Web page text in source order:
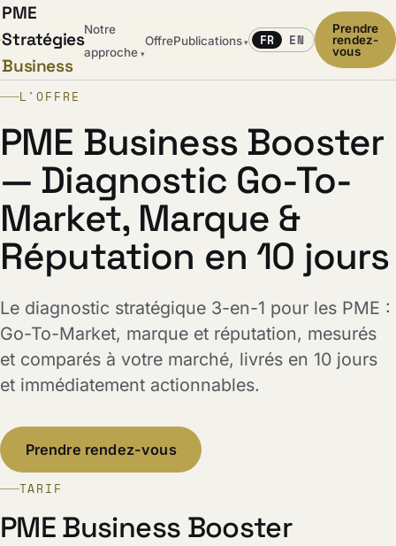
PME
Stratégies
Business
Notre
approche ▾
OffrePublications ▾ FR EN
Prendre
rendez-
vous
L'OFFRE
PME Business Booster
— Diagnostic Go-To-
Market, Marque &
Réputation en 10 jours
Le diagnostic stratégique 3-en-1 pour les PME :
Go-To-Market, marque et réputation, mesurés
et comparés à votre marché, livrés en 10 jours
et immédiatement actionnables.
Prendre rendez-vous
TARIF
PME Business Booster